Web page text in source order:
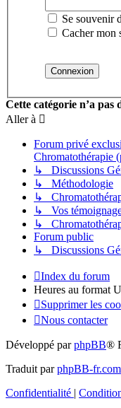
Se souvenir
Cacher mon
Cette catégorie n’a pas
Aller à
Forum privé
Chromatothérapie
↳ Discussions
↳ Méthodologie
↳
↳ Vos
↳
Forum public
↳ Discussions
Index du forum
Heures au format
Supprimer les
Nous contacter
Développé parphpBB®
Traduit parphpBB-fr.com
Confidentialité |